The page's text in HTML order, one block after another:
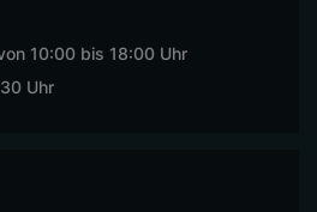
10:00 bis 18:00 Uhr
Uhr